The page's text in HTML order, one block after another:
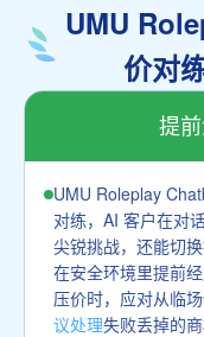
UMU
价对
提
UMU Roleplay
对练，AI 客户在对
尖锐挑战，还能切
在安全环境里提前
压价时，应对从临
议处理失败丢掉的商